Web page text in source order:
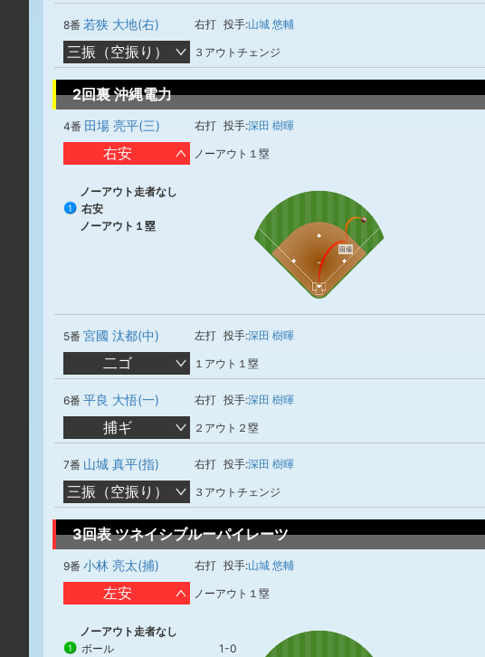
8番 若狭 大地(右) 右打 投手:山城 悠輔
三振（空振り） ３アウトチェンジ
2回裏 沖縄電力
4番 田場 亮平(三) 右打 投手:深田 樹暉
右安 ノーアウト１塁
ノーアウト走者なし
1
右安
ノーアウト１塁
田場
5番 宮國 汰都(中) 左打 投手:深田 樹暉
二ゴ １アウト１塁
6番 平良 大悟(一) 右打 投手:深田 樹暉
捕ギ ２アウト２塁
7番 山城 真平(指) 右打 投手:深田 樹暉
三振（空振り） ３アウトチェンジ
3回表 ツネイシブルーパイレーツ
9番 小林 亮太(捕) 右打 投手:山城 悠輔
左安 ノーアウト１塁
ノーアウト走者なし
1 ボール 1-0